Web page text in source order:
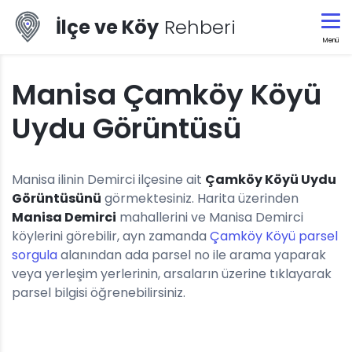
İlçe ve Köy Rehberi
Menü
Manisa Çamköy Köyü
Uydu Görüntüsü
Manisa ilinin Demirci ilçesine ait Çamköy Köyü Uydu
Görüntüsünü görmektesiniz. Harita üzerinden
Manisa Demirci mahallerini ve Manisa Demirci
köylerini görebilir, ayn zamanda Çamköy Köyü parsel
sorgulaalanından ada parsel no ile arama yaparak
veya yerleşim yerlerinin, arsaların üzerine tıklayarak
parsel bilgisi öğrenebilirsiniz.